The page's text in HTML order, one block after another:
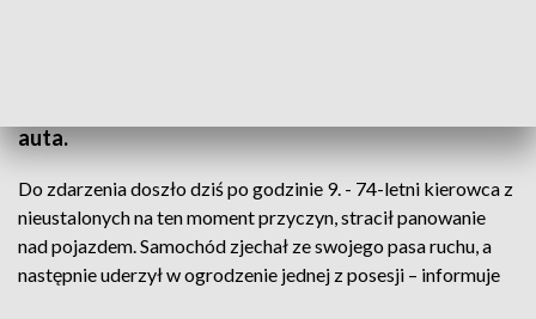
auta.
Do zdarzenia doszło dziś po godzinie 9. - 74-letni kierowca z
nieustalonych na ten moment przyczyn, stracił panowanie
nad pojazdem. Samochód zjechał ze swojego pasa ruchu, a
następnie uderzył w ogrodzenie jednej z posesji – informuje